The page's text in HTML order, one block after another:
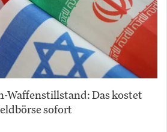
Waffenstillstand: Das kostet
sofort